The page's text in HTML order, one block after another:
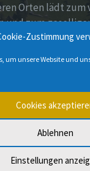
Zustimmung
um unsere Website und
Cookies
Ablehnen
Einstellungen
Orten lädt zum
und zum
durch unser aktives
Altenwenden